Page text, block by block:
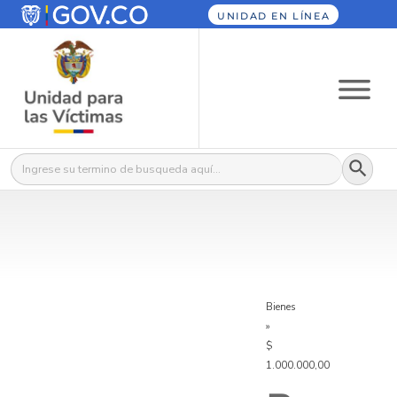
UNIDAD EN LÍNEA
Buscar: Botón
Bienes
»
$
1.000.000,00